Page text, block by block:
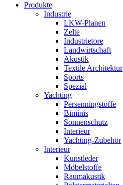
Produkte
Industrie
LKW-Planen
Zelte
Industrietore
Landwirtschaft
Akustik
Textile Architektur
Sports
Spezial
Yachting
Persenningstoffe
Biminis
Sonnenschutz
Interieur
Yachting-Zubehör
Interieur
Kunstleder
Möbelstoffe
Raumakustik